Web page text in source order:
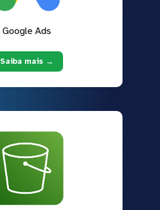
Google Ads
Saiba mais →